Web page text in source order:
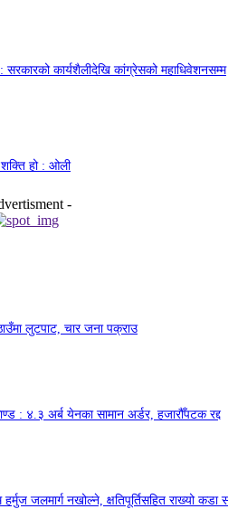
कार्यशैलीदेखि कांग्रेसको महाधिवेशनसम्म
शक्ति हो : ओली
-
लुटपाट, चार जना पक्राउ
: ४.३ अर्ब येनका सामान अर्डर, हजारौँपटक रद्द
जलमार्ग नखोल्ने, क्षतिपूर्तिसहित राख्यो कडा